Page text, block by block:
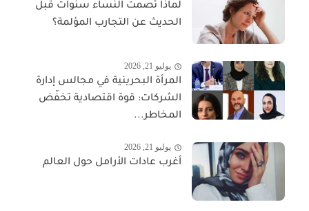
لماذا تصمت النساء سنوات قبل
الحديث عن التجارب المؤلمة؟
يوليو 21, 2026
المرأة البحرينية في مجالس إدارة
الشركات: قوة اقتصادية تخفّض
المخاطر...
يوليو 21, 2026
أغرب عادات الأرامل حول العالم